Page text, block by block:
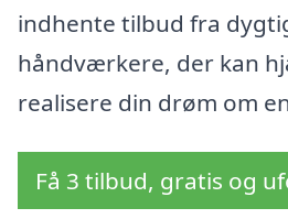
indhente tilbud fra
håndværkere, der kan
realisere din drøm om
Få 3 tilbud, gratis og